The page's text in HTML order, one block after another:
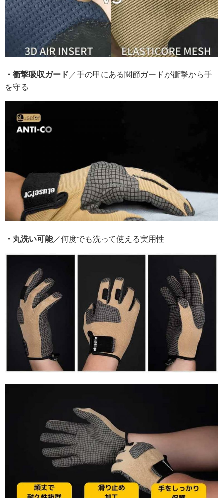
・衝撃吸収ガード ／手の甲にある関節ガードが衝撃から手
を守る
・丸洗い可能／何度でも洗って使える実用性